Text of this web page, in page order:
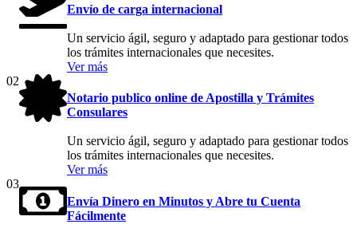
Envío de carga internacional
Un servicio ágil, seguro y adaptado para gestionar todos
los trámites internacionales que necesites.
Ver más
02
Notario publico online de Apostilla y Trámites
Consulares
Un servicio ágil, seguro y adaptado para gestionar todos
los trámites internacionales que necesites.
Ver más
03
Envía Dinero en Minutos y Abre tu Cuenta
Fácilmente